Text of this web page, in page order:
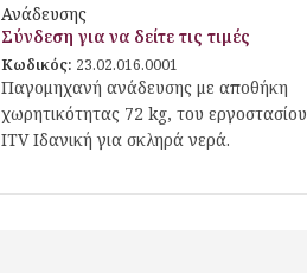
Ανάδευσης
Σύνδεση για να δείτε τις τιμές
Κωδικός: 23.02.016.0001
Παγομηχανή ανάδευσης με αποθήκη
χωρητικότητας 72 kg, του εργοστασίου
ITV Ιδανική για σκληρά νερά.